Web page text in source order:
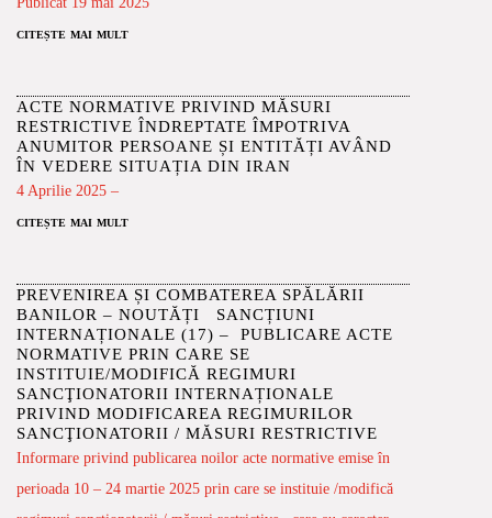
citește mai mult
ACTE NORMATIVE PRIVIND MĂSURI
RESTRICTIVE ÎNDREPTATE ÎMPOTRIVA
ANUMITOR PERSOANE ȘI ENTITĂȚI AVÂND
ÎN VEDERE SITUAȚIA DIN IRAN
4 Aprilie 2025 –
citește mai mult
PREVENIREA ȘI COMBATEREA SPĂLĂRII
BANILOR – NOUTĂȚI SANCȚIUNI
INTERNAȚIONALE (17) – PUBLICARE ACTE
NORMATIVE PRIN CARE SE
INSTITUIE/MODIFICĂ REGIMURI
SANCŢIONATORII INTERNAȚIONALE
PRIVIND MODIFICAREA REGIMURILOR
SANCŢIONATORII / MĂSURI RESTRICTIVE
Informare privind publicarea noilor acte normative emise în
perioada 10 – 24 martie 2025 prin care se instituie /modifică